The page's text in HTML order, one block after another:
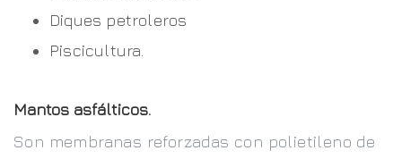
Diques petroleros
Piscicultura.
Mantos asfálticos.
Son membranas reforzadas con polietileno de